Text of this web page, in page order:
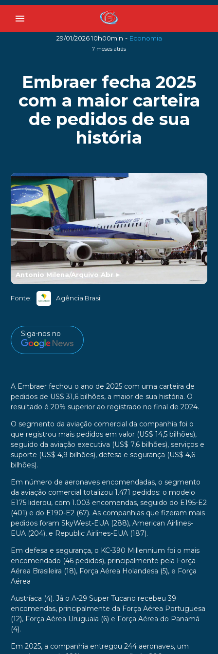
menu
29/01/2026 10h00min - Economia
7 meses atrás
Embraer fecha 2025
com a maior carteira
de pedidos de sua
história
Antonio Milena/Arquivo Abr►
Fonte: Agência Brasil
Siga-nos no
A Embraer fechou o ano de 2025 com uma carteira de
pedidos de US$ 31,6 bilhões, a maior de sua história. O
resultado é 20% superior ao registrado no final de 2024.
O segmento da aviação comercial da companhia foi o
que registrou mais pedidos em valor (US$ 14,5 bilhões),
seguido da aviação executiva (US$ 7,6 bilhões), serviços e
suporte (US$ 4,9 bilhões), defesa e segurança (US$ 4,6
bilhões).
Em número de aeronaves encomendadas, o segmento
da aviação comercial totalizou 1.471 pedidos: o modelo
E175 liderou, com 1.003 encomendas, seguido do E195-E2
(401) e do E190-E2 (67). As companhias que fizeram mais
pedidos foram SkyWest-EUA (288), American Airlines-
EUA (204), e Republic Airlines-EUA (187).
Em defesa e segurança, o KC-390 Millennium foi o mais
encomendado (46 pedidos), principalmente pela Força
Aérea Brasileira (18), Força Aérea Holandesa (5), e Força
Aérea
Austríaca (4). Já o A-29 Super Tucano recebeu 39
encomendas, principalmente da Força Aérea Portuguesa
(12), Força Aérea Uruguaia (6) e Força Aérea do Panamá
(4).
Em 2025, a companhia entregou 244 aeronaves, um